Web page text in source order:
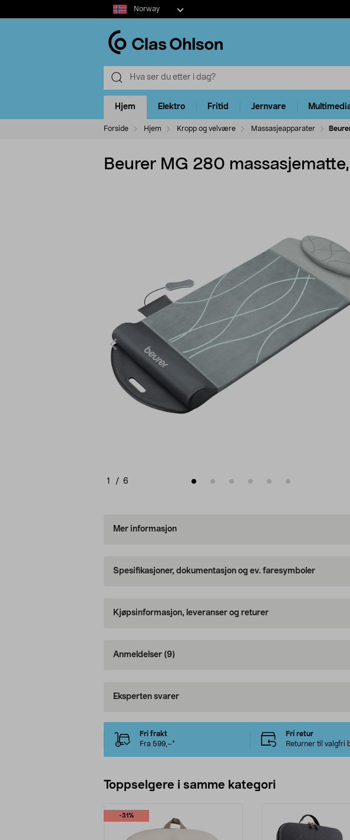
Select
market
Norway
Hjem Elektro Fritid Jernvare
Forside Hjem Kropp og velvære Massasjeapparater
Beurer MG 280
1 / 6
Mer informasjon
Spesifikasjoner, dokumentasjon og ev. faresymboler
Kjøpsinformasjon, leveranser og returer
Anmeldelser (9)
Eksperten svarer
Fri frakt
Fra 599,–*
Fri retur
Returner til valgfri
Toppselgere i samme kategori
-31%